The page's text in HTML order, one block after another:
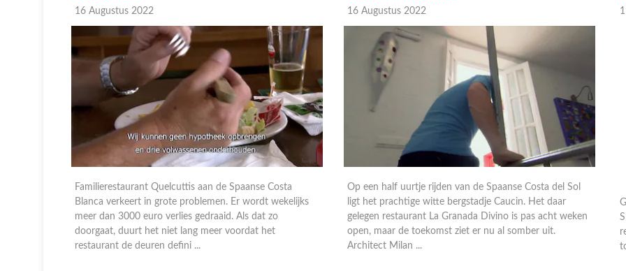
16 Augustus 2022
Familierestaurant Quelcuttis aan de Spaanse Costa
Blanca verkeert in grote problemen. Er wordt wekelijks
meer dan 3000 euro verlies gedraaid. Als dat zo
doorgaat, duurt het niet lang meer voordat het
restaurant de deuren defini ...
16 Augustus 2022
Op een half uurtje rijden van de Spaanse Costa del Sol
ligt het prachtige witte bergstadje Caucin. Het daar
gelegen restaurant La Granada Divino is pas acht weken
open, maar de toekomst ziet er nu al somber uit.
Architect Milan ...